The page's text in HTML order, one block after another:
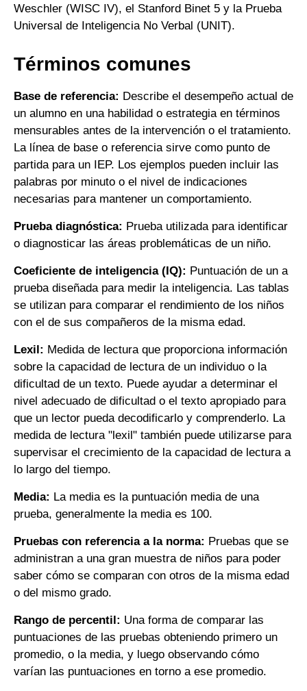
Weschler (WISC IV), el Stanford Binet 5 y la Prueba
Universal de Inteligencia No Verbal (UNIT).
Términos comunes
Base de referencia: Describe el desempeño actual de
un alumno en una habilidad o estrategia en términos
mensurables antes de la intervención o el tratamiento.
La línea de base o referencia sirve como punto de
partida para un IEP. Los ejemplos pueden incluir las
palabras por minuto o el nivel de indicaciones
necesarias para mantener un comportamiento.
Prueba diagnóstica: Prueba utilizada para identificar
o diagnosticar las áreas problemáticas de un niño.
Coeficiente de inteligencia (IQ): Puntuación de un a
prueba diseñada para medir la inteligencia. Las tablas
se utilizan para comparar el rendimiento de los niños
con el de sus compañeros de la misma edad.
Lexil: Medida de lectura que proporciona información
sobre la capacidad de lectura de un individuo o la
dificultad de un texto. Puede ayudar a determinar el
nivel adecuado de dificultad o el texto apropiado para
que un lector pueda decodificarlo y comprenderlo. La
medida de lectura "lexil" también puede utilizarse para
supervisar el crecimiento de la capacidad de lectura a
lo largo del tiempo.
Media: La media es la puntuación media de una
prueba, generalmente la media es 100.
Pruebas con referencia a la norma: Pruebas que se
administran a una gran muestra de niños para poder
saber cómo se comparan con otros de la misma edad
o del mismo grado.
Rango de percentil: Una forma de comparar las
puntuaciones de las pruebas obteniendo primero un
promedio, o la media, y luego observando cómo
varían las puntuaciones en torno a ese promedio.